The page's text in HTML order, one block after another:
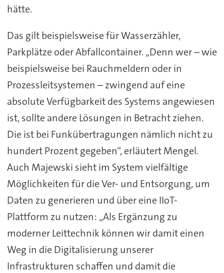
hätte.
Das gilt beispielsweise für Wasserzähler,
Parkplätze oder Abfallcontainer. „Denn wer – wie
beispielsweise bei Rauchmeldern oder in
Prozessleitsystemen – zwingend auf eine
absolute Verfügbarkeit des Systems angewiesen
ist, sollte andere Lösungen in Betracht ziehen.
Die ist bei Funkübertragungen nämlich nicht zu
hundert Prozent gegeben“, erläutert Mengel.
Auch Majewski sieht im System vielfältige
Möglichkeiten für die Ver- und Entsorgung, um
Daten zu generieren und über eine IIoT-
Plattform zu nutzen: „Als Ergänzung zu
moderner Leittechnik können wir damit einen
Weg in die Digitalisierung unserer
Infrastrukturen schaffen und damit die